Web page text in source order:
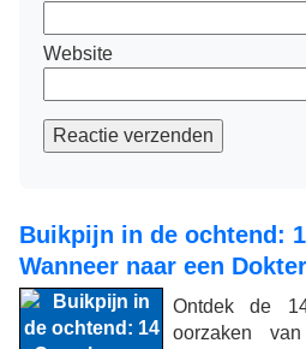
Website
Reactie verzenden
Buikpijn in de ochtend:
Wanneer naar een
Ontdek de
oorzaken